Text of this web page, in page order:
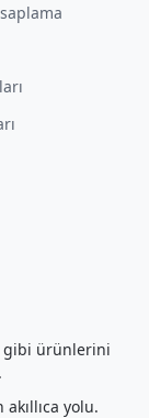
gibi ürünlerini
yolu.